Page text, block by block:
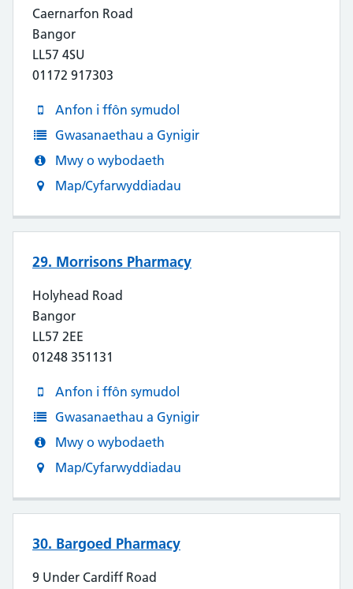
Caernarfon Road
Bangor
LL57 4SU
01172 917303
Anfon i ffôn symudol
Gwasanaethau a Gynigir
Mwy o wybodaeth
Map/Cyfarwyddiadau
29. Morrisons Pharmacy
Holyhead Road
Bangor
LL57 2EE
01248 351131
Anfon i ffôn symudol
Gwasanaethau a Gynigir
Mwy o wybodaeth
Map/Cyfarwyddiadau
30. Bargoed Pharmacy
9 Under Cardiff Road